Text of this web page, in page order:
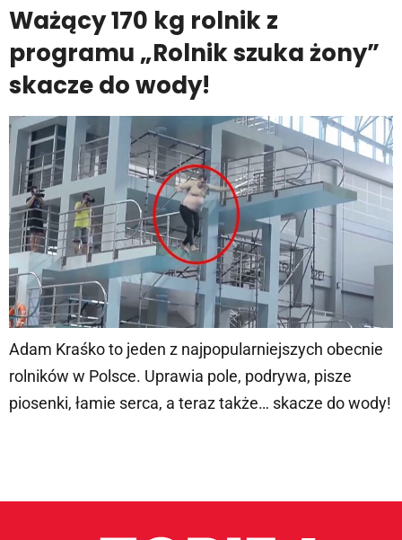
Ważący 170 kg rolnik z
programu „Rolnik szuka żony”
skacze do wody!
Adam Kraśko to jeden z najpopularniejszych obecnie
rolników w Polsce. Uprawia pole, podrywa, pisze
piosenki, łamie serca, a teraz także… skacze do wody!